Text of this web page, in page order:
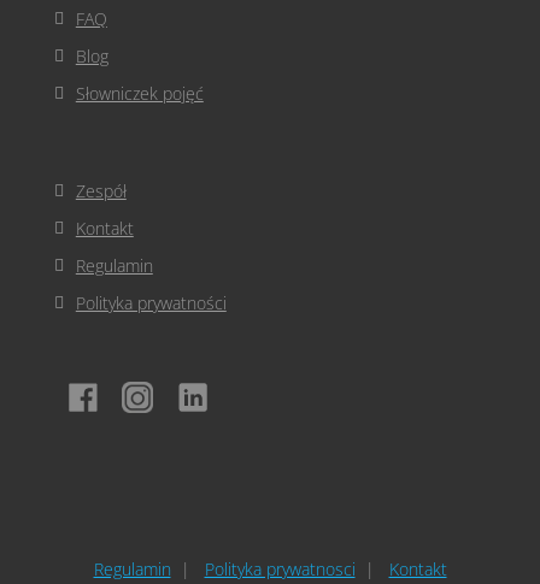
FAQ
Blog
Słowniczek pojęć
Zespół
Kontakt
Regulamin
Polityka prywatności
Regulamin Polityka prywatnosci Kontakt